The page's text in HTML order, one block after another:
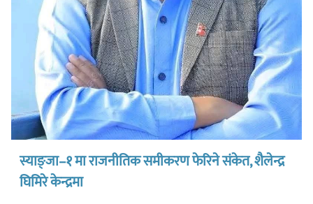
स्याङ्जा–१ मा राजनीतिक समीकरण फेरिने संकेत, शैलेन्द्र
घिमिरे केन्द्रमा